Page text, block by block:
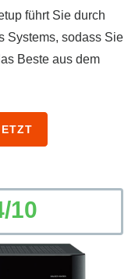
führt Sie durch
Systems, sodass Sie
Beste aus dem
10